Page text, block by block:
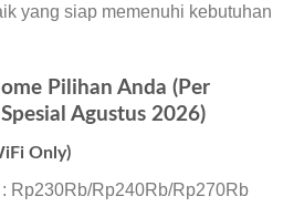
yang siap memenuhi kebutuhan
Pilihan Anda (Per
Agustus 2026)
Only)
Rp230Rb/Rp240Rb/Rp270Rb